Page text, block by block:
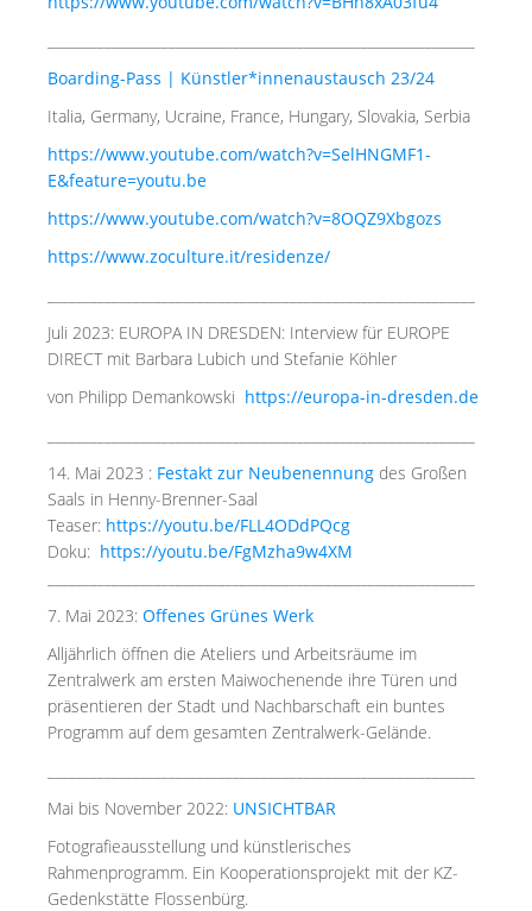
Boarding-Pass | Künstler*innenaustausch 23/24
Italia, Germany, Ucraine, France, Hungary, Slovakia, Serbia
https://www.youtube.com/watch?v=SelHNGMF1-
E&feature=youtu.be
https://www.youtube.com/watch?v=8OQZ9Xbgozs
https://www.zoculture.it/residenze/
Juli 2023: EUROPA IN DRESDEN: Interview für EUROPE
DIRECT mit Barbara Lubich und Stefanie Köhler
von Philipp Demankowski https://europa-in-dresden.de
14. Mai 2023 : Festakt zur Neubenennung des Großen
Saals in Henny-Brenner-Saal
Teaser: https://youtu.be/FLL4ODdPQcg
Doku: https://youtu.be/FgMzha9w4XM
7. Mai 2023: Offenes Grünes Werk
Alljährlich öffnen die Ateliers und Arbeitsräume im
Zentralwerk am ersten Maiwochenende ihre Türen und
präsentieren der Stadt und Nachbarschaft ein buntes
Programm auf dem gesamten Zentralwerk-Gelände.
Mai bis November 2022: UNSICHTBAR
Fotografieausstellung und künstlerisches
Rahmenprogramm. Ein Kooperationsprojekt mit der KZ-
Gedenkstätte Flossenbürg.